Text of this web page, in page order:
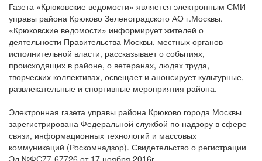
Газета «Крюковские ведомости» является электронным СМИ
управы района Крюково Зеленоградского АО г.Москвы.
«Крюковские ведомости» информирует жителей о
деятельности Правительства Москвы, местных органов
исполнительной власти, рассказывает о событиях,
происходящих в районе, о ветеранах, людях труда,
творческих коллективах, освещает и анонсирует культурные,
развлекательные и спортивные мероприятия района.
Электронная газета управы района Крюково города Москвы
зарегистрирована Федеральной службой по надзору в сфере
связи, информационных технологий и массовых
коммуникаций (Роскомнадзор). Свидетельство о регистрации